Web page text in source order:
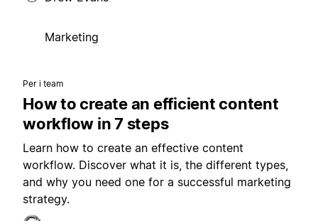
Marketing
Per i team
How to create an efficient content
workflow in 7 steps
Learn how to create an effective content
workflow. Discover what it is, the different types,
and why you need one for a successful marketing
strategy.